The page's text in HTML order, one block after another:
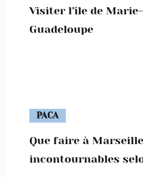
Visiter l’île de
Guadeloupe
PACA
Que faire à Marseille
incontournables